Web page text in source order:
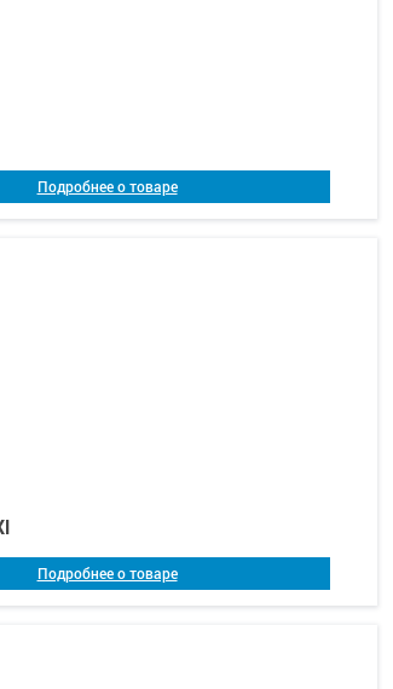
Подробнее о товаре
Подробнее о товаре